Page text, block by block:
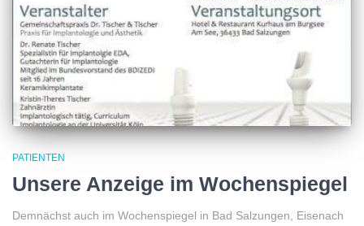
PATIENTEN
Unsere Anzeige im Wochenspiegel
Demnächst auch im Wochenspiegel in Bad Salzungen, Eisenach